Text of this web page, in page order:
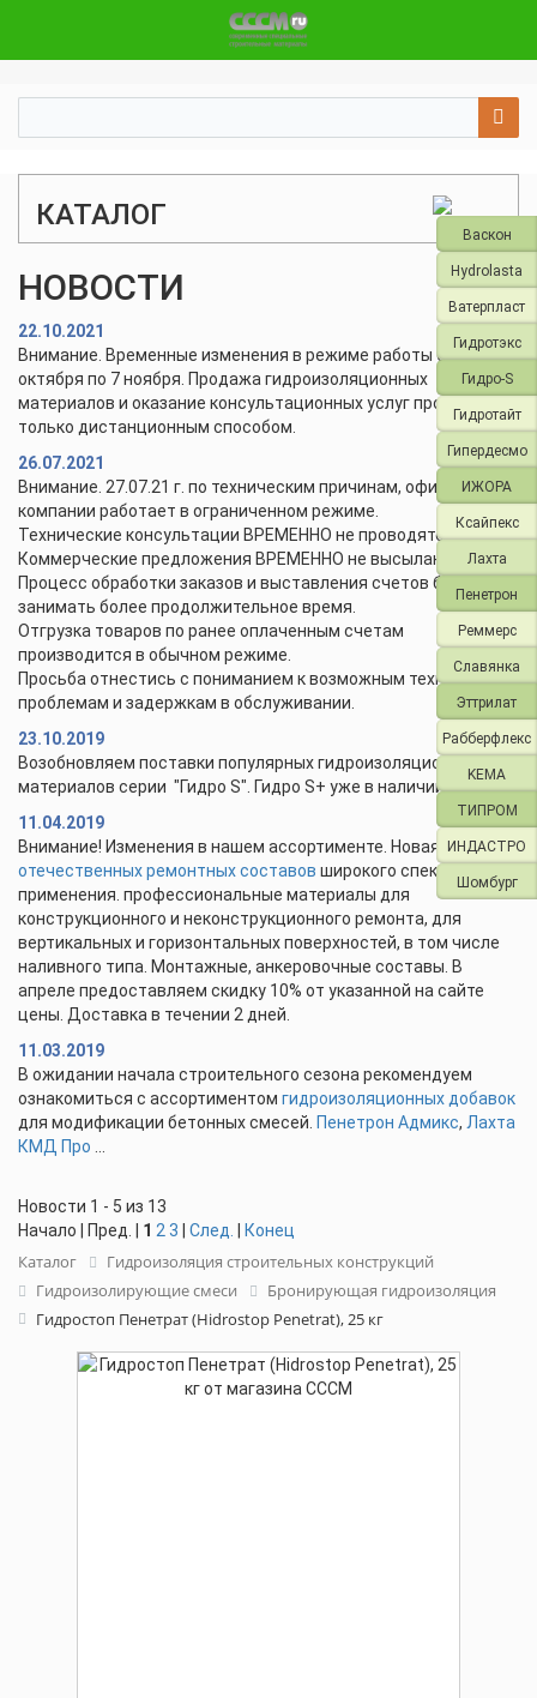
Васкон
Hydrolasta
Ватерпласт
Гидротэкс
Гидро-S
Гидротайт
Гипердесмо
ИЖОРА
Ксайпекс
Лахта
Пенетрон
Реммерс
Славянка
Эттрилат
Рабберфлекс
KEMA
ТИПРОМ
ИНДАСТРО
Шомбург
КАТАЛОГ
НОВОСТИ
22.10.2021
Внимание. Временные изменения в режиме работы с 28
октября по 7 ноября. Продажа гидроизоляционных
материалов и оказание консультационных услуг проводится
только дистанционным способом.
26.07.2021
Внимание. 27.07.21 г. по техническим причинам, офис и склад
компании работает в ограниченном режиме.
Технические консультации ВРЕМЕННО не проводятся.
Коммерческие предложения ВРЕМЕННО не высылаются.
Процесс обработки заказов и выставления счетов будет
занимать более продолжительное время.
Отгрузка товаров по ранее оплаченным счетам
производится в обычном режиме.
Просьба отнестись с пониманием к возможным техническим
проблемам и задержкам в обслуживании.
23.10.2019
Возобновляем поставки популярных гидроизоляционных
материалов серии "Гидро S". Гидро S+ уже в наличии.
11.04.2019
Внимание! Изменения в нашем ассортименте. Новая линейка
отечественных ремонтных составов широкого спектра
применения. профессиональные материалы для
конструкционного и неконструкционного ремонта, для
вертикальных и горизонтальных поверхностей, в том числе
наливного типа. Монтажные, анкеровочные составы. В
апреле предоставляем скидку 10% от указанной на сайте
цены. Доставка в течении 2 дней.
11.03.2019
В ожидании начала строительного сезона рекомендуем
ознакомиться с ассортиментом гидроизоляционных добавок
для модификации бетонных смесей. Пенетрон Адмикс, Лахта
КМД Про
Новости 1 - 5 из 13
Начало | Пред. | 1 2 3 След. Конец
Каталог
Гидроизоляция строительных конструкций
Гидроизолирующие смеси
Бронирующая гидроизоляция
Гидростоп Пенетрат (Hidrostop Penetrat), 25 кг